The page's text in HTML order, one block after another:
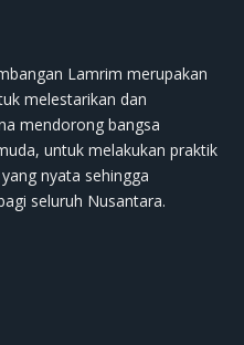
Lamrim merupakan
melestarikan dan
mendorong bangsa
untuk melakukan praktik
nyata sehingga
seluruh Nusantara.